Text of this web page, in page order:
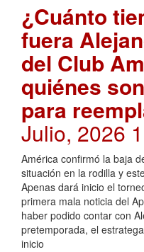
¿Cuánto
fuera
del Club
quiénes
para
Julio, 2026
América confirmó la baja
situación en la rodilla y
Apenas dará inicio el
primera mala noticia del
haber podido contar con
pretemporada, el
inicio